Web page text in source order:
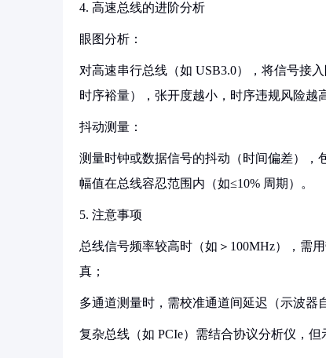
4. 高速总线的进阶分析
眼图分析：
对高速串行总线（如 USB3.0），将信号接
时序裕量），张开度越小，时序违规风险越
抖动测量：
测量时钟或数据信号的抖动（时间偏差），
幅值在总线容忍范围内（如≤10% 周期）。
5. 注意事项
总线信号频率较高时（如＞100MHz），需
真；
多通道测量时，需校准通道间延迟（示波器
复杂总线（如 PCIe）需结合协议分析仪，